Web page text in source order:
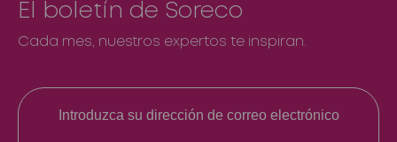
El boletín de Soreco
Cada mes, nuestros expertos te inspiran.